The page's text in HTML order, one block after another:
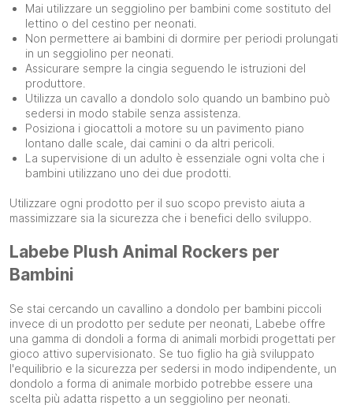
Mai utilizzare un seggiolino per bambini come sostituto del
lettino o del cestino per neonati.
Non permettere ai bambini di dormire per periodi prolungati
in un seggiolino per neonati.
Assicurare sempre la cingia seguendo le istruzioni del
produttore.
Utilizza un cavallo a dondolo solo quando un bambino può
sedersi in modo stabile senza assistenza.
Posiziona i giocattoli a motore su un pavimento piano
lontano dalle scale, dai camini o da altri pericoli.
La supervisione di un adulto è essenziale ogni volta che i
bambini utilizzano uno dei due prodotti.
Utilizzare ogni prodotto per il suo scopo previsto aiuta a
massimizzare sia la sicurezza che i benefici dello sviluppo.
Labebe Plush Animal Rockers per
Bambini
Se stai cercando un cavallino a dondolo per bambini piccoli
invece di un prodotto per sedute per neonati, Labebe offre
una gamma di dondoli a forma di animali morbidi progettati per
gioco attivo supervisionato. Se tuo figlio ha già sviluppato
l'equilibrio e la sicurezza per sedersi in modo indipendente, un
dondolo a forma di animale morbido potrebbe essere una
scelta più adatta rispetto a un seggiolino per neonati.